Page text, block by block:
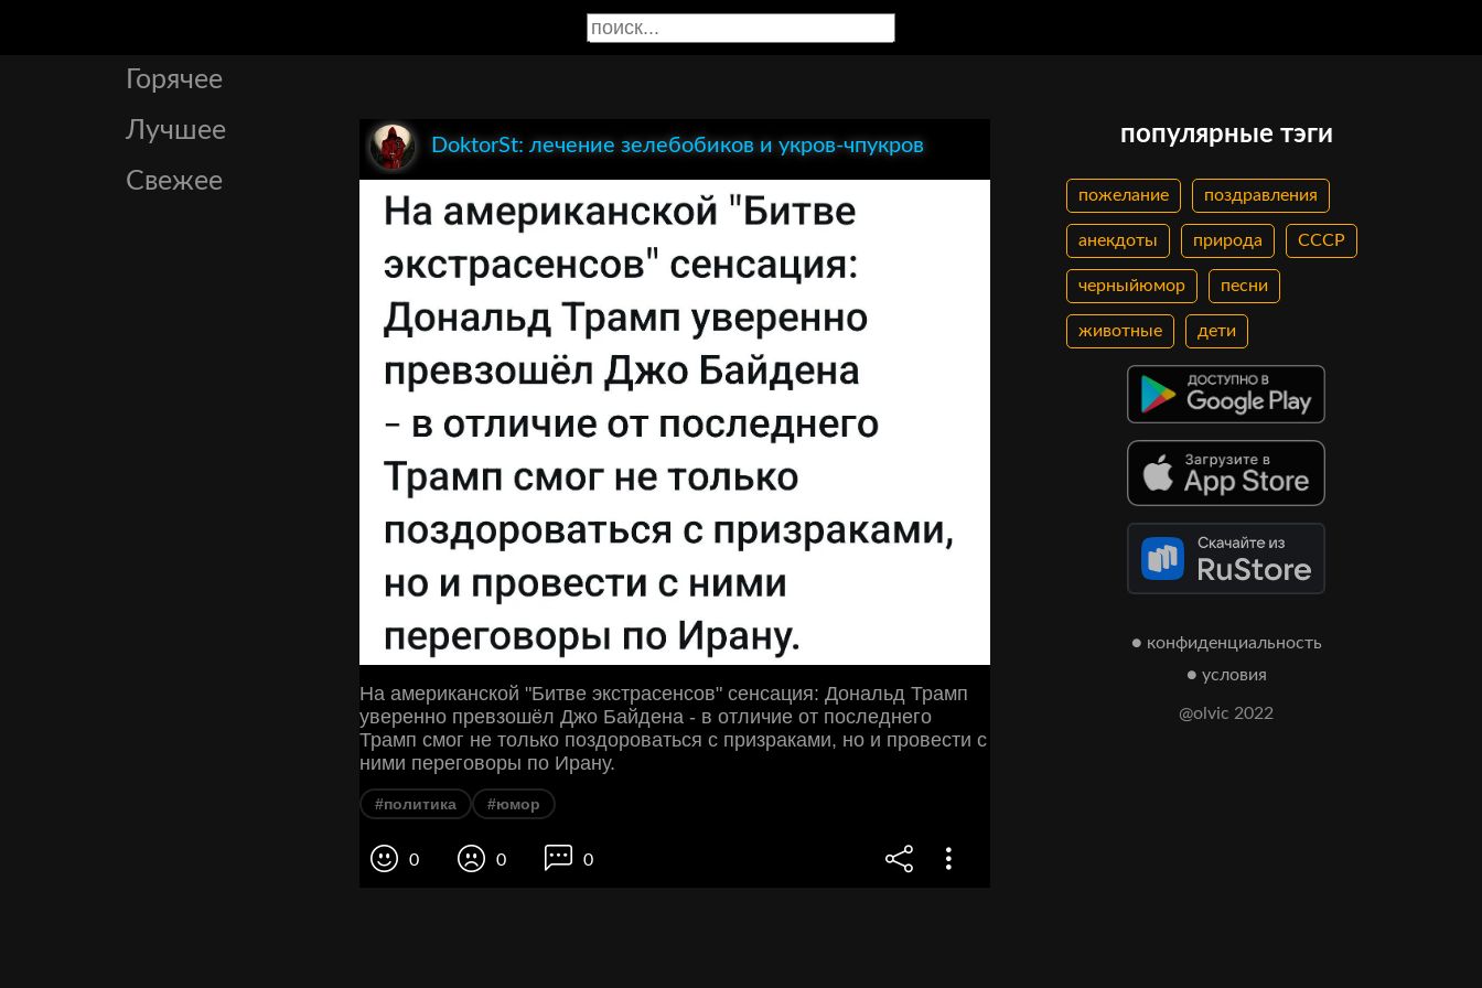
Горячее
Лучшее
Свежее
DoktorSt: лечение зелебобиков и укров-чпукров
На американской "Битве экстрасенсов" сенсация: Дональд Трамп
уверенно превзошёл Джо Байдена - в отличие от последнего
Трамп смог не только поздороваться с призраками, но и провести с
ними переговоры по Ирану.
#политика #юмор
0 0 0
популярные тэги
пожелание поздравления
анекдоты природа СССР
черныйюмор песни
животные дети
● конфиденциальность
● условия
@olvic 2022